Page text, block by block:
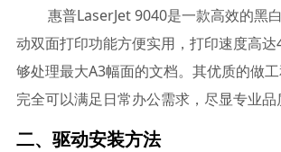
惠普LaserJet 9040是一款高效的黑
动双面打印功能方便实用，打印速度高
够处理最大A3幅面的文档。其优质的做工
完全可以满足日常办公需求，尽显专业品
二、驱动安装方法